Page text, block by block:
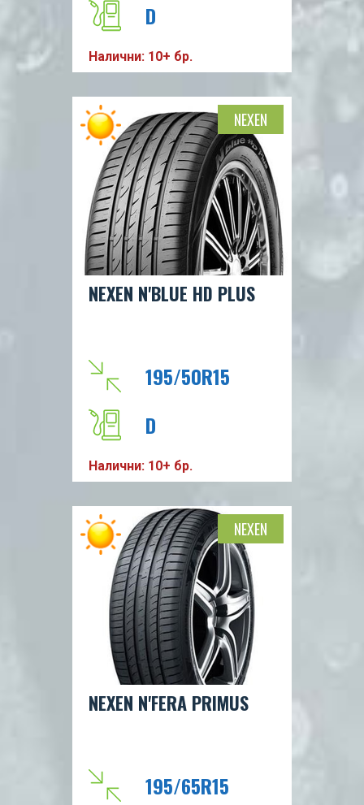
D
B
68db
H
82
Налични: 10+ бр.
NEXEN N'BLUE HD PLUS
195/50R15
D
C
68db
V
82
Налични: 10+ бр.
NEXEN
NEXEN N'FERA PRIMUS
195/65R15
NEXEN